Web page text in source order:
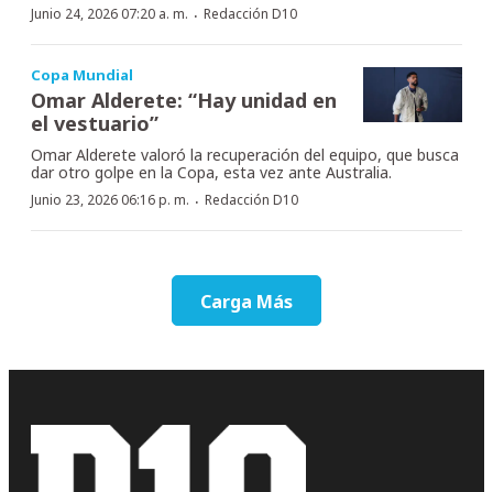
Junio 24, 2026 07:20 a. m. · Redacción D10
Copa Mundial
Omar Alderete: “Hay unidad en
el vestuario”
Omar Alderete valoró la recuperación del equipo, que busca
dar otro golpe en la Copa, esta vez ante Australia.
Junio 23, 2026 06:16 p. m. · Redacción D10
Carga Más